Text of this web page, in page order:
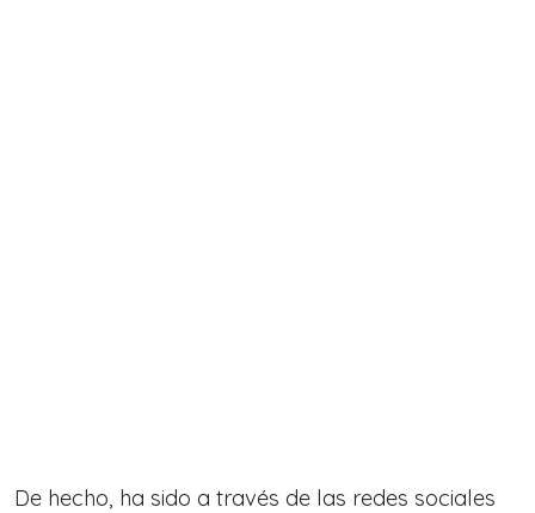
De hecho, ha sido a través de las redes sociales